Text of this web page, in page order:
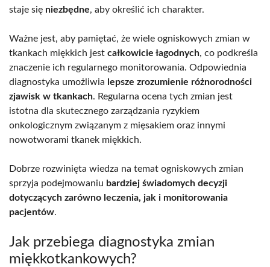
staje się niezbędne, aby określić ich charakter.
Ważne jest, aby pamiętać, że wiele ogniskowych zmian w
tkankach miękkich jest całkowicie łagodnych, co podkreśla
znaczenie ich regularnego monitorowania. Odpowiednia
diagnostyka umożliwia lepsze zrozumienie różnorodności
zjawisk w tkankach. Regularna ocena tych zmian jest
istotna dla skutecznego zarządzania ryzykiem
onkologicznym związanym z mięsakiem oraz innymi
nowotworami tkanek miękkich.
Dobrze rozwinięta wiedza na temat ogniskowych zmian
sprzyja podejmowaniu bardziej świadomych decyzji
dotyczących zarówno leczenia, jak i monitorowania
pacjentów.
Jak przebiega diagnostyka zmian
miękkotkankowych?